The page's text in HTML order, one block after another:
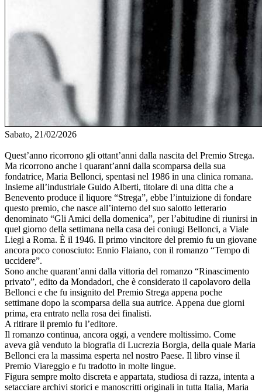
Sabato, 21/02/2026
Quest’anno ricorrono gli ottant’anni dalla nascita del Premio Strega.
Ma ricorrono anche i quarant’anni dalla scomparsa della sua
fondatrice, Maria Bellonci, spentasi nel 1986 in una clinica romana.
Insieme all’industriale Guido Alberti, titolare di una ditta che a
Benevento produce il liquore “Strega”, ebbe l’intuizione di fondare
questo premio, che nasce all’interno del suo salotto letterario
denominato “Gli Amici della domenica”, per l’abitudine di riunirsi in
quel giorno della settimana nella casa dei coniugi Bellonci, a Viale
Liegi a Roma. È il 1946. Il primo vincitore del premio fu un giovane
ancora poco conosciuto: Ennio Flaiano, con il romanzo “Tempo di
uccidere”.
Sono anche quarant’anni dalla vittoria del romanzo “Rinascimento
privato”, edito da Mondadori, che è considerato il capolavoro della
Bellonci e che fu insignito del Premio Strega appena poche
settimane dopo la scomparsa della sua autrice. Appena due giorni
prima, era entrato nella rosa dei finalisti.
A ritirare il premio fu l’editore.
Il romanzo continua, ancora oggi, a vendere moltissimo. Come
aveva già venduto la biografia di Lucrezia Borgia, della quale Maria
Bellonci era la massima esperta nel nostro Paese. Il libro vinse il
Premio Viareggio e fu tradotto in molte lingue.
Figura sempre molto discreta e appartata, studiosa di razza, intenta a
setacciare archivi storici e manoscritti originali in tutta Italia, Maria